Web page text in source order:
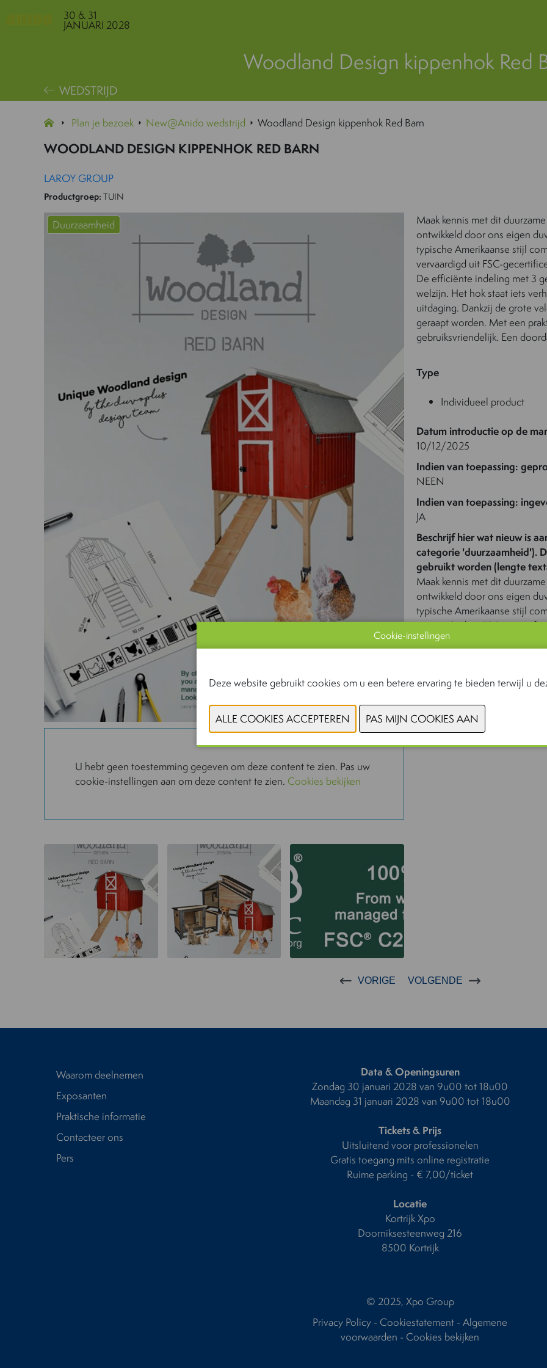
30 & 31
JANUARI 2028
Woodland Design kippenhok Red
WEDSTRIJD
Plan je bezoek New@Anido wedstrijd Woodland Design kippenhok Red Barn
WOODLAND DESIGN KIPPENHOK RED BARN
Duurzaamheid
U hebt geen toestemming gegeven om deze content te zien. Pas uw
cookie-instellingen aan om deze content te zien. Cookies bekijken
LAROY GROUP
Productgroep: TUIN
Maak kennis met dit
ontwikkeld door ons eigen
typische Amerikaanse stijl
vervaardigd uit FSC-
De efficiënte indeling met 3
welzijn. Het hok staat iets
uitdaging. Dankzij de grote
geraapt worden. Met een
gebruiksvriendelijk. Een
Type
Individueel product
Datum introductie op de
10/12/2025
Indien van toepassing:
NEEN
Indien van toepassing:
JA
Beschrijf hier wat nieuw is
categorie 'duurzaamheid').
gebruikt worden (lengte
Maak kennis met dit
ontwikkeld door ons eigen
typische Amerikaanse stijl
vervaardigd uit FSC-
De efficiënte indeling met 3
geraapt worden. Met een
CONTACTEER
VORIGE VOLGENDE
Waarom deelnemen
Exposanten
Praktische informatie
Contacteer ons
Pers
Data & Openingsuren
Zondag 30 januari 2028 van 9u00 tot 18u00
Maandag 31 januari 2028 van 9u00 tot 18u00
Tickets & Prijs
Uitsluitend voor professionelen
Gratis toegang mits online registratie
Ruime parking - € 7,00/ticket
Locatie
Kortrijk Xpo
Doorniksesteenweg 216
8500 Kortrijk
© 2025, Xpo Group
Privacy Policy - Cookiestatement -Algemene
voorwaarden - Cookies bekijken
Cookie-instellingen
Deze website gebruikt cookies om u een betere ervaring te bieden terwijl u